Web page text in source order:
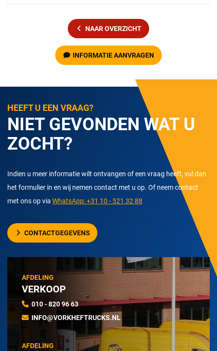
NAAR OVERZICHT
INFORMATIE AANVRAGEN
HEEFT U EEN VRAAG?
NIET GEVONDEN WAT U
ZOCHT?
Indien u meer informatie wilt ontvangen of een vraag heeft, vul dan
het formulier in en wij nemen contact met u op. Of neem contact
met ons op via WhatsApp: +31 10 - 521 32 88
CONTACTGEGEVENS
AFDELING
VERKOOP
010 - 820 96 63
INFO@VORKHEFTRUCKS.NL
AFDELING